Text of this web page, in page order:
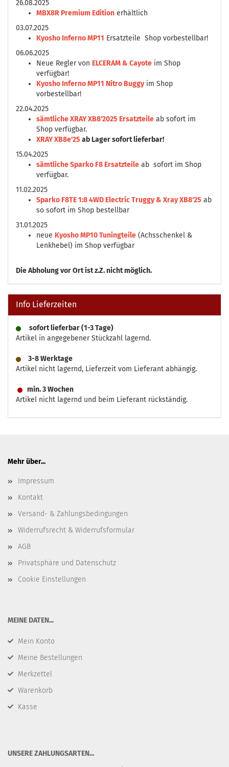
26.08.2025
MBX8R Premium Edition erhältlich
03.07.2025
Kyosho Inferno MP11 Ersatzteile Shop vorbestellbar!
06.06.2025
Neue Regler von ELCERAM & Cayote im Shop
verfügbar!
Kyosho Inferno MP11 Nitro Buggyim Shop
vorbestellbar!
22.04.2025
sämtliche XRAY XB8'2025 Ersatzteile ab sofort im
Shop verfügbar.
XRAY XB8e'25 ab Lager sofort lieferbar!
15.04.2025
sämtliche Sparko F8 Ersatzteile ab sofort im Shop
verfügbar.
11.02.2025
Sparko F8TE 1:8 4WD Electric Truggy & Xray XB8'25 ab
so sofort im Shop bestellbar
31.01.2025
neue Kyosho MP10 Tuningteile (Achsschenkel &
Lenkhebel) im Shop verfügbar
DieAbholung vor Ort ist z.Z. nicht möglich.
Info Lieferzeiten
sofort lieferbar (1-3 Tage)
Artikel in angegebener Stückzahl lagernd.
3-8 Werktage
Artikel nicht lagernd, Lieferzeit vom Lieferant abhängig.
min. 3 Wochen
Artikel nicht lagernd und beim Lieferant rückständig.
Mehr über...
Impressum
Kontakt
Versand- & Zahlungsbedingungen
Widerrufsrecht & Widerrufsformular
AGB
Privatsphäre und Datenschutz
Cookie Einstellungen
​MEINE DATEN...
Mein Konto
Meine Bestellungen
Merkzettel
Warenkorb
Kasse
​UNSERE ZAHLUNGSARTEN...